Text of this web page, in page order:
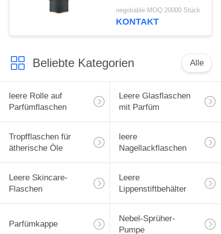
Parfümflaschenkappe
OEM Wie verhindert
negotiable MOQ:20000 Stück
KONTAKT
Beliebte Kategorien Alle
leere Rolle auf
Parfümflaschen
Leere Glasflaschen
mit Parfüm
Tropfflaschen für
ätherische Öle
leere
Nagellackflaschen
Leere Skincare-
Flaschen
Leere
Lippenstiftbehälter
Parfümkappe
Nebel-Sprüher-
Pumpe